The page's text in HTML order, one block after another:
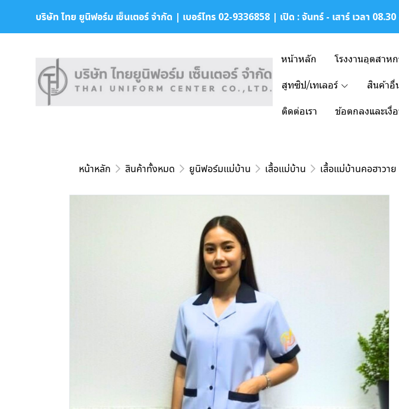
บริษัท ไทย ยูนิฟอร์ม เซ็นเตอร์ จำกัด | เบอร์โทร 02-9336858 | เปิด : จันทร์ - เสาร์ เวลา
หน้าหลัก โรงงานอุตสาหก
สูทซิป/เทเลอร์ สินค้าอื่
ติดต่อเรา ข้อตกลงและเงื่
หน้าหลัก สินค้าทั้งหมด ยูนิฟอร์มแม่บ้าน เสื้อแม่บ้าน เสื้อแม่บ้านคอฮาวาย